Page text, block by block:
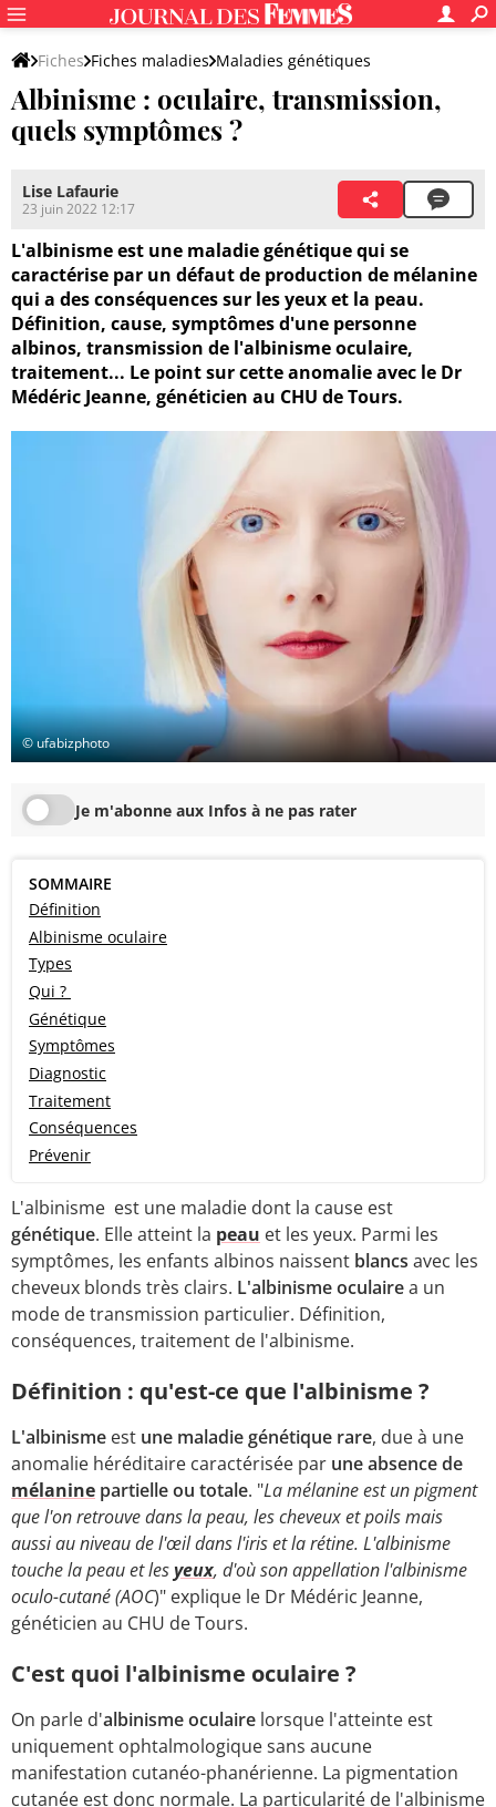
Fiches Fiches maladies Maladies génétiques
Albinisme : oculaire, transmission,
quels symptômes ?
Lise Lafaurie
23 juin 2022 12:17
L'albinisme est une maladie génétique qui se
caractérise par un défaut de production de mélanine
qui a des conséquences sur les yeux et la peau.
Définition, cause, symptômes d'une personne
albinos, transmission de l'albinisme oculaire,
traitement... Le point sur cette anomalie avec le Dr
Médéric Jeanne, généticien au CHU de Tours.
© ufabizphoto
Je m'abonne aux Infos à ne pas rater
SOMMAIRE
Définition
Albinisme oculaire
Types
Qui ?
Génétique
Symptômes
Diagnostic
Traitement
Conséquences
Prévenir
L'albinisme est une maladie dont la cause est
génétique. Elle atteint la peau et les yeux. Parmi les
symptômes, les enfants albinos naissent blancs avec les
cheveux blonds très clairs. L'albinisme oculairea un
mode de transmission particulier. Définition,
conséquences, traitement de l'albinisme.
Définition : qu'est-ce que l'albinisme ?
L'albinisme est une maladie génétique rare, due à une
anomalie héréditaire caractérisée par une absence de
mélanine partielle ou totale. "La mélanine est un pigment
que l'on retrouve dans la peau, les cheveux et poils mais
aussi au niveau de l'œil dans l'iris et la rétine. L'albinisme
touche la peau et lesyeux, d'où son appellation l'albinisme
oculo-cutané (AOC)" explique le Dr Médéric Jeanne,
généticien au CHU de Tours.
C'est quoi l'albinisme oculaire ?
On parle d'albinisme oculaire lorsque l'atteinte est
uniquement ophtalmologique sans aucune
manifestation cutanéo-phanérienne. La pigmentation
cutanée est donc normale. La particularité de l'albinisme